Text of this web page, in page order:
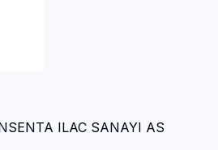
ILAC SANAYI AS